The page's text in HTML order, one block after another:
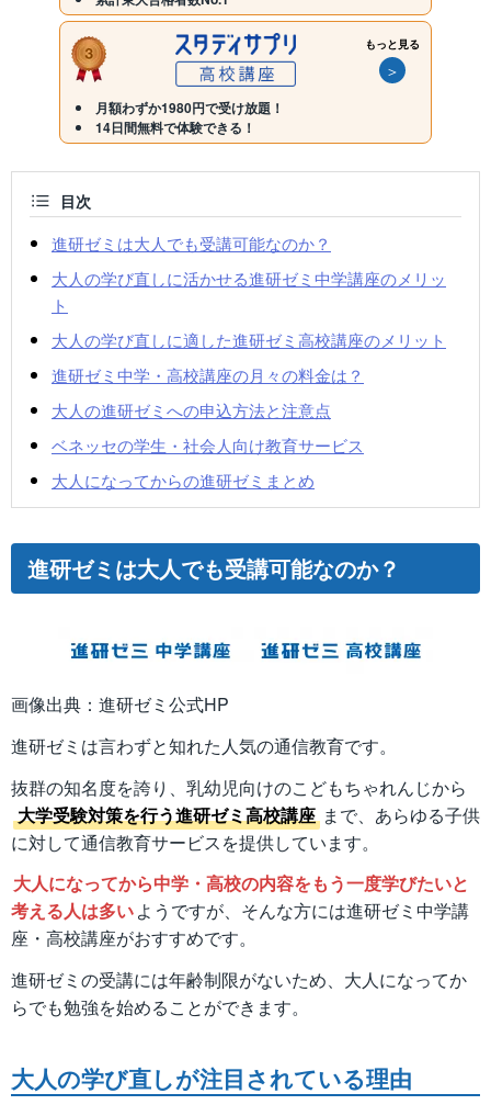
もっと見る
＞
月額わずか1980円で受け放題！
14日間無料で体験できる！
目次
進研ゼミは大人でも受講可能なのか？
大人の学び直しに活かせる進研ゼミ中学講座のメリッ
ト
大人の学び直しに適した進研ゼミ高校講座のメリット
進研ゼミ中学・高校講座の月々の料金は？
大人の進研ゼミへの申込方法と注意点
ベネッセの学生・社会人向け教育サービス
大人になってからの進研ゼミまとめ
進研ゼミは大人でも受講可能なのか？
画像出典：進研ゼミ公式HP
進研ゼミは言わずと知れた人気の通信教育です。
抜群の知名度を誇り、乳幼児向けのこどもちゃれんじから
大学受験対策を行う進研ゼミ高校講座 まで、あらゆる子供
に対して通信教育サービスを提供しています。
大人になってから中学・高校の内容をもう一度学びたいと
考える人は多いようですが、そんな方には進研ゼミ中学講
座・高校講座がおすすめです。
進研ゼミの受講には年齢制限がないため、大人になってか
らでも勉強を始めることができます。
大人の学び直しが注目されている理由